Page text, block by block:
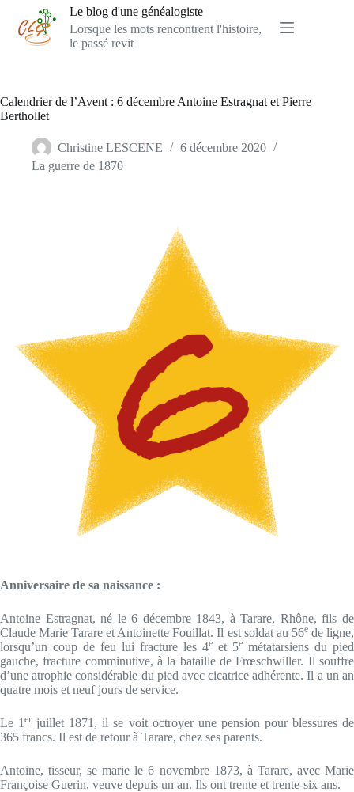
contenu
Le blog d'une généalogiste
Lorsque les mots rencontrent l'histoire,
le passé revit
Calendrier de l’Avent : 6 décembre Antoine Estragnat et Pierre
Berthollet
Christine LESCENE
6 décembre 2020
La guerre de 1870
Anniversaire de sa naissance :
Antoine Estragnat, né le 6 décembre 1843, à Tarare, Rhône, fils de
Claude Marie Tarare et Antoinette Fouillat. Il est soldat au 56ede ligne,
lorsqu’un coup de feu lui fracture les 4e et 5e métatarsiens du pied
gauche, fracture comminutive, à la bataille de Frœschwiller. Il souffre
d’une atrophie considérable du pied avec cicatrice adhérente. Il a un an
quatre mois et neuf jours de service.
Le 1er juillet 1871, il se voit octroyer une pension pour blessures de
365 francs. Il est de retour à Tarare, chez ses parents.
Antoine, tisseur, se marie le 6 novembre 1873, à Tarare, avec Marie
Françoise Guerin, veuve depuis un an. Ils ont trente et trente-six ans.